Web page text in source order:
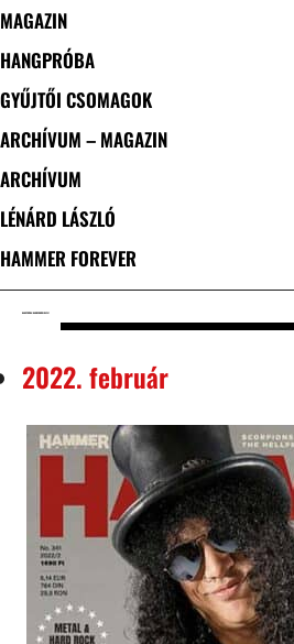
MAGAZIN
HANGPRÓBA
GYŰJTŐI CSOMAGOK
ARCHÍVUM – MAGAZIN
ARCHÍVUM
LÉNÁRD LÁSZLÓ
HAMMER FOREVER
2022. február